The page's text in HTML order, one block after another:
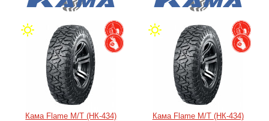
Кама Flame M/T (НК-434)
Кама Flame M/T (НК-434)